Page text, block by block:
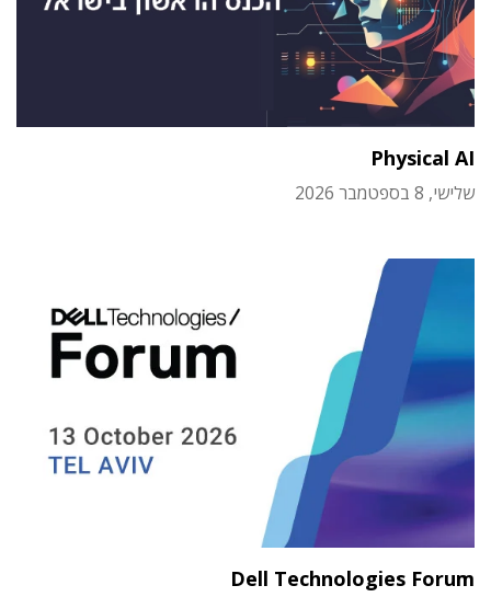
Physical AI
שלישי, 8 בספטמבר 2026
Dell Technologies Forum